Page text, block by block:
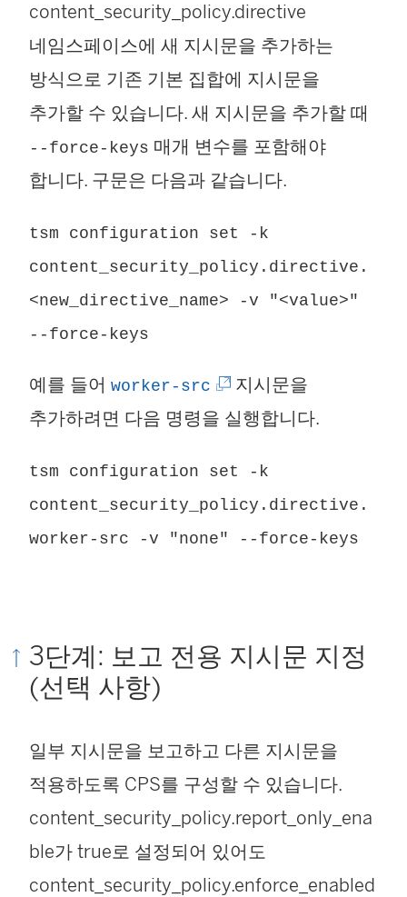
크
가
새
창
에
서
열
림
)
content_security_policy.directive
네임스페이스에 새 지시문을 추가하는
방식으로 기존 기본 집합에 지시문을
추가할 수 있습니다. 새 지시문을 추가할 때
--force-keys 매개 변수를 포함해야
합니다. 구문은 다음과 같습니다.
tsm configuration set -k
content_security_policy.directive.
<new_directive_name> -v "<value>"
--force-keys
예를 들어 worker-src (
링
열
지시문을
추가하려면 다음 명령을 실행합니다.
tsm configuration set -k
content_security_policy.directive.
worker-src -v "none" --force-keys
3단계: 보고 전용 지시문 지정
(선택 사항)
일부 지시문을 보고하고 다른 지시문을
적용하도록 CPS를 구성할 수 있습니다.
content_security_policy.report_only_ena
ble가 true로 설정되어 있어도
content_security_policy.enforce_enabled